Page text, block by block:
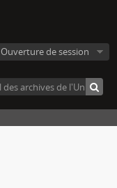
Ouverture de session